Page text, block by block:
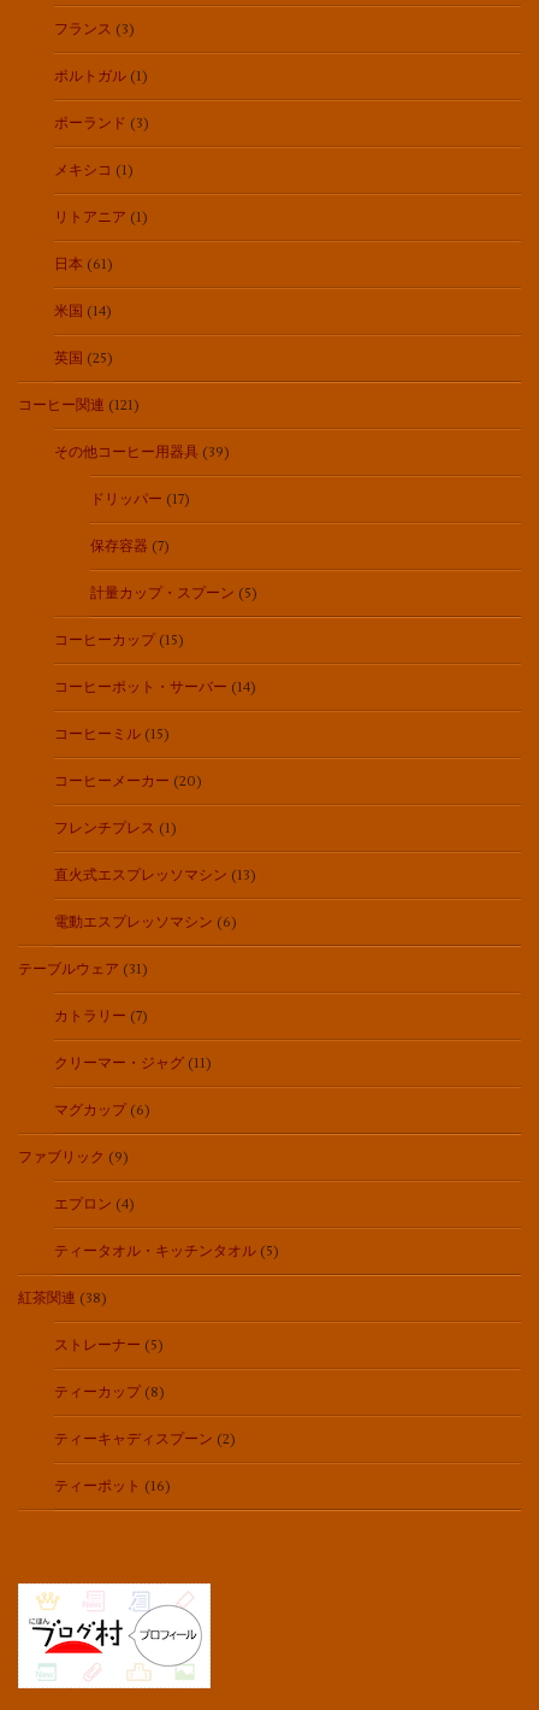
フランス (3)
ポルトガル (1)
ポーランド (3)
メキシコ (1)
リトアニア (1)
日本 (61)
米国 (14)
英国 (25)
コーヒー関連 (121)
その他コーヒー用器具 (39)
ドリッパー (17)
保存容器 (7)
計量カップ・スプーン (5)
コーヒーカップ (15)
コーヒーポット・サーバー (14)
コーヒーミル (15)
コーヒーメーカー (20)
フレンチプレス (1)
直火式エスプレッソマシン (13)
電動エスプレッソマシン (6)
テーブルウェア (31)
カトラリー (7)
クリーマー・ジャグ (11)
マグカップ (6)
ファブリック (9)
エプロン (4)
ティータオル・キッチンタオル (5)
紅茶関連 (38)
ストレーナー (5)
ティーカップ (8)
ティーキャディスプーン (2)
ティーポット (16)